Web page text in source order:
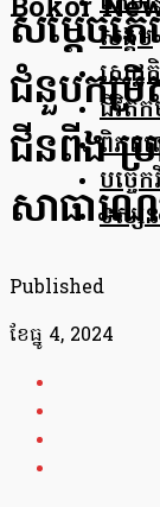
Bokor
សង្គម
សេដ្ឋ
ជីវិតក
ពិភព
បច្ចេក
ទស្សន
សម្ដេច
ជំនួបកម្
ជីនពីង ប្
សាធារណ
Published
ខែ​ធ្នូ 4, 2024